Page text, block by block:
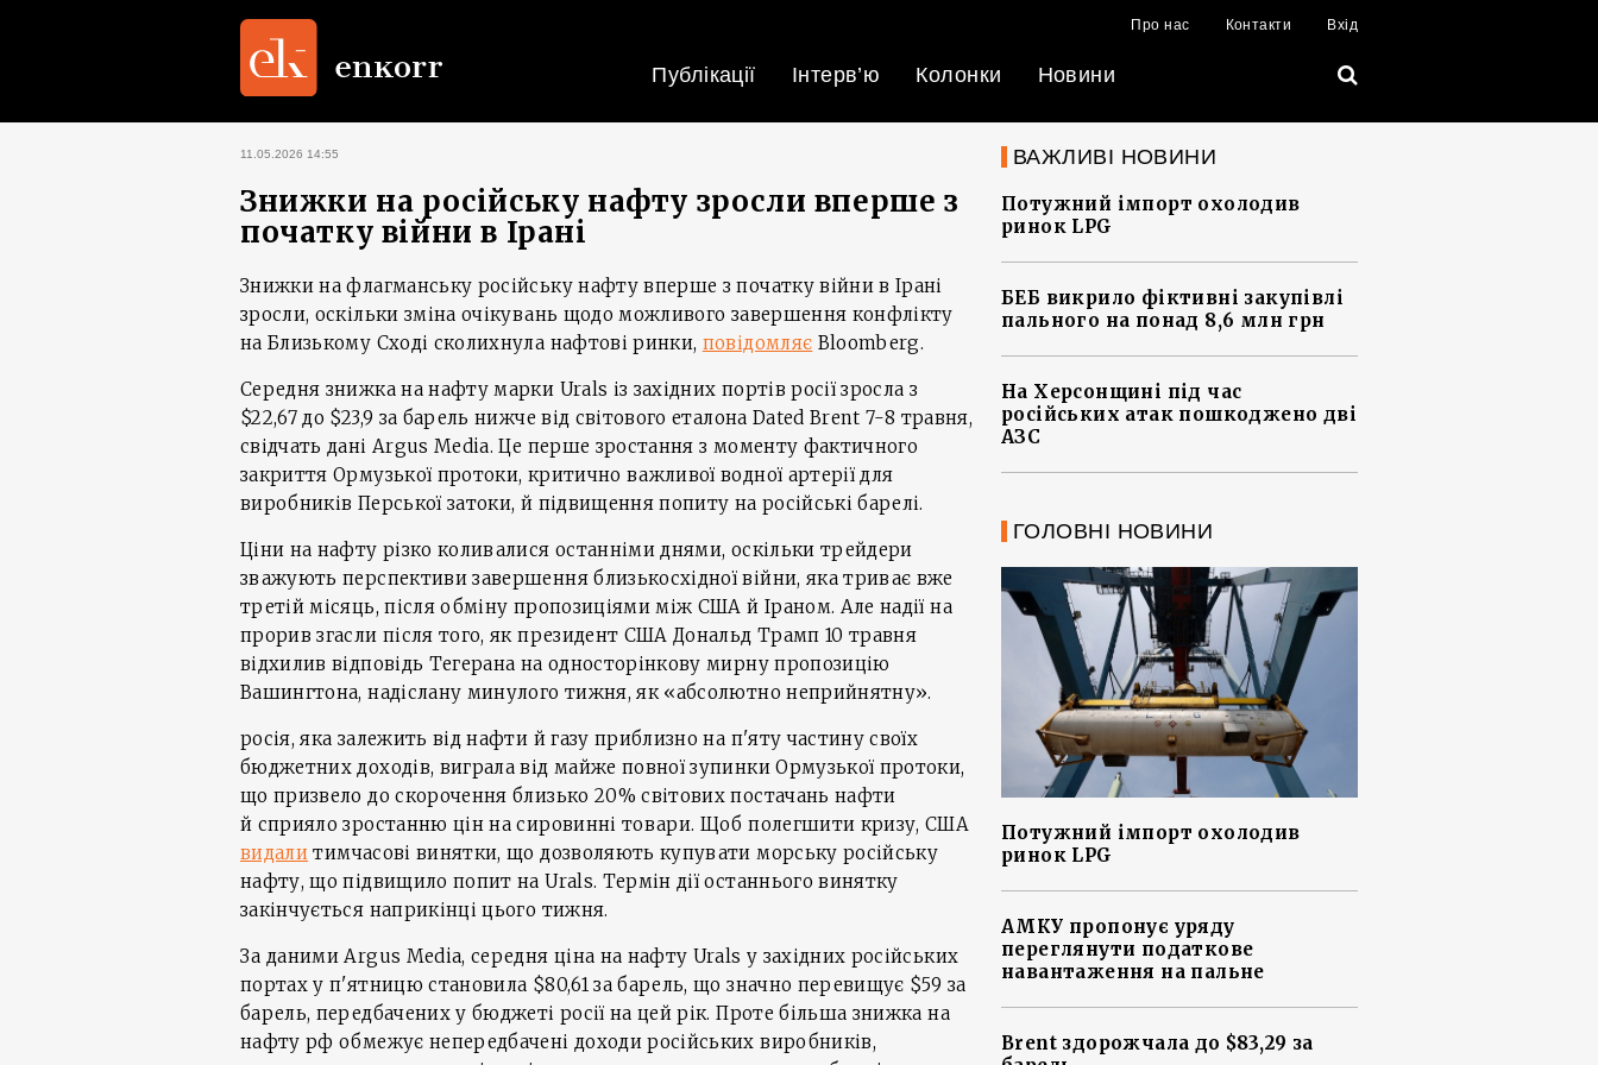
Про нас Контакти Вхід
Публікації Інтерв’ю Колонки Новини
11.05.2026 14:55
Знижки на російську нафту зросли вперше з
початку війни в Ірані
Знижки на флагманську російську нафту вперше з початку війни в Ірані
зросли, оскільки зміна очікувань щодо можливого завершення конфлікту
на Близькому Сході сколихнула нафтові ринки, повідомляє Bloomberg.
Середня знижка на нафту марки Urals із західних портів росії зросла з
$22,67 до $23,9 за барель нижче від світового еталона Dated Brent 7-8 травня,
свідчать дані Argus Media. Це перше зростання з моменту фактичного
закриття Ормузької протоки, критично важливої водної артерії для
виробників Перської затоки, й підвищення попиту на російські барелі.
Ціни на нафту різко коливалися останніми днями, оскільки трейдери
зважують перспективи завершення близькосхідної війни, яка триває вже
третій місяць, після обміну пропозиціями між США й Іраном. Але надії на
прорив згасли після того, як президент США Дональд Трамп 10 травня
відхилив відповідь Тегерана на односторінкову мирну пропозицію
Вашингтона, надіслану минулого тижня, як «абсолютно неприйнятну».
росія, яка залежить від нафти й газу приблизно на п'яту частину своїх
бюджетних доходів, виграла від майже повної зупинки Ормузької протоки,
що призвело до скорочення близько 20% світових постачань нафти
й сприяло зростанню цін на сировинні товари. Щоб полегшити кризу, США
видали тимчасові винятки, що дозволяють купувати морську російську
нафту, що підвищило попит на Urals. Термін дії останнього винятку
закінчується наприкінці цього тижня.
За даними Argus Media, середня ціна на нафту Urals у західних російських
портах у п'ятницю становила $80,61 за барель, що значно перевищує $59 за
барель, передбачених у бюджеті росії на цей рік. Проте більша знижка на
нафту рф обмежує непередбачені доходи російських виробників,
ВАЖЛИВІ НОВИНИ
Потужний імпорт охолодив
ринок LPG
БЕБ викрило фіктивні закупівлі
пального на понад 8,6 млн грн
На Херсонщині під час
російських атак пошкоджено дві
АЗС
ГОЛОВНІ НОВИНИ
Потужний імпорт охолодив
ринок LPG
АМКУ пропонує уряду
переглянути податкове
навантаження на пальне
Brent здорожчала до $83,29 за